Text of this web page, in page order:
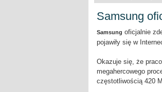
Samsung
Samsung oficjalnie
pojawiły się w
Okazuje się, że
megahercowego
częstotliwością 420